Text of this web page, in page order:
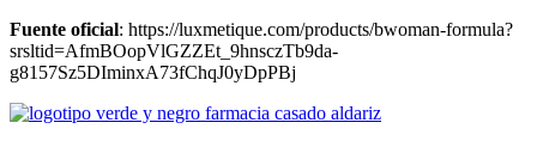
Fuente oficial: https://luxmetique.com/products/bwoman-formula?
srsltid=AfmBOopVlGZZEt_9hnsczTb9da-
g8157Sz5DIminxA73fChqJ0yDpPBj